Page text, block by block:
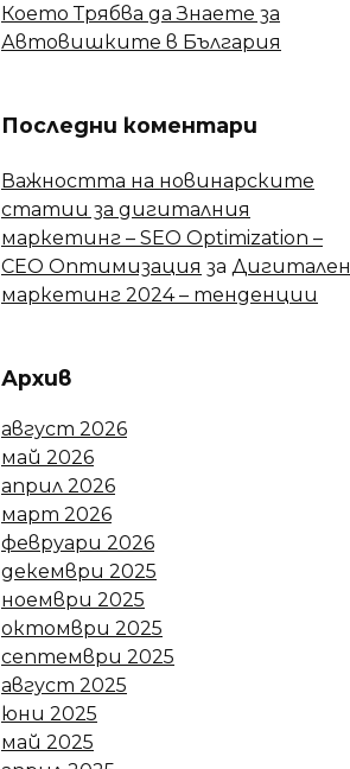
Което Трябва да Знаете за
Автовишките в България
Последни коментари
Важността на новинарските
статии за дигиталния
маркетинг – SEO Optimization –
СЕО Оптимизация за Дигитален
маркетинг 2024 – тенденции
Архив
август 2026
май 2026
април 2026
март 2026
февруари 2026
декември 2025
ноември 2025
октомври 2025
септември 2025
август 2025
юни 2025
май 2025